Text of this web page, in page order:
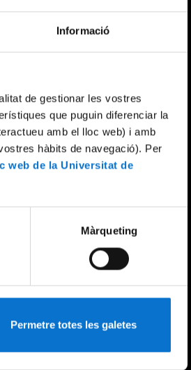
Informació
de gestionar les vostres
que puguin diferenciar la
amb el lloc web) i amb
hàbits de navegació). Per
web de la Universitat de
Màrqueting
Permetre totes les galetes